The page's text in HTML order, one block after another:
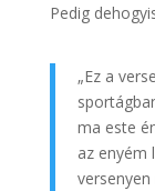
Pedig
„Ez a
ma este
az enyém